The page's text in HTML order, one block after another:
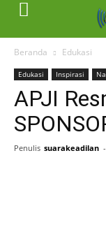
Beranda Edukasi
Edukasi Inspirasi
APJI
Penulis suarakeadilan -